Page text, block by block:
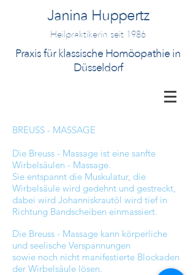
Janina Huppertz
Heilpraktikerin seit 1986
Praxis für klassische Homöopathie in
Düsseldorf
BREUSS - MASSAGE
Die Breuss - Massage ist eine sanfte
Wirbelsäulen - Massage.
Sie entspannt die Muskulatur, die
Wirbelsäule wird gedehnt und gestreckt,
dabei wird Johanniskrautöl wird tief in
Richtung Bandscheiben einmassiert.
Die Breuss - Massage kann körperliche
und seelische Verspannungen
sowie noch nicht manifestierte Blockaden
der Wirbelsäule lösen.